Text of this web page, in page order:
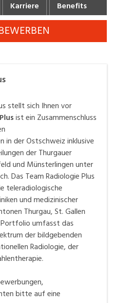
Anlagenbau,
Medien, Druck
Optik, Textil (Fertigung)
Pflege
Polizei, Zoll
Karriere Benefits
stellt sich Ihnen vor
ist ein Zusammenschluss
in der Ostschweiz inklusive
der Thurgauer
und Münsterlingen unter
Das Team Radiologie Plus
teleradiologische
und medizinischer
Thurgau, St. Gallen
Portfolio umfasst das
der bildgebenden
Radiologie, der
bitte auf eine